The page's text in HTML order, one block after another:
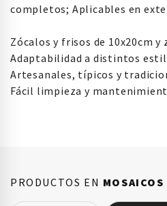
completos; Aplicables en
Zócalos y frisos de 10x20cm y
Adaptabilidad a distintos
Artesanales, típicos y
Fácil limpieza y
PRODUCTOS EN MOSAICOS